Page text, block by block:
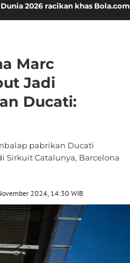
khas Bola.com. Klik di sini!
Marc
Jadi
Ducati:
pabrikan Ducati
Sirkuit Catalunya, Barcelona
2024, 14:30 WIB